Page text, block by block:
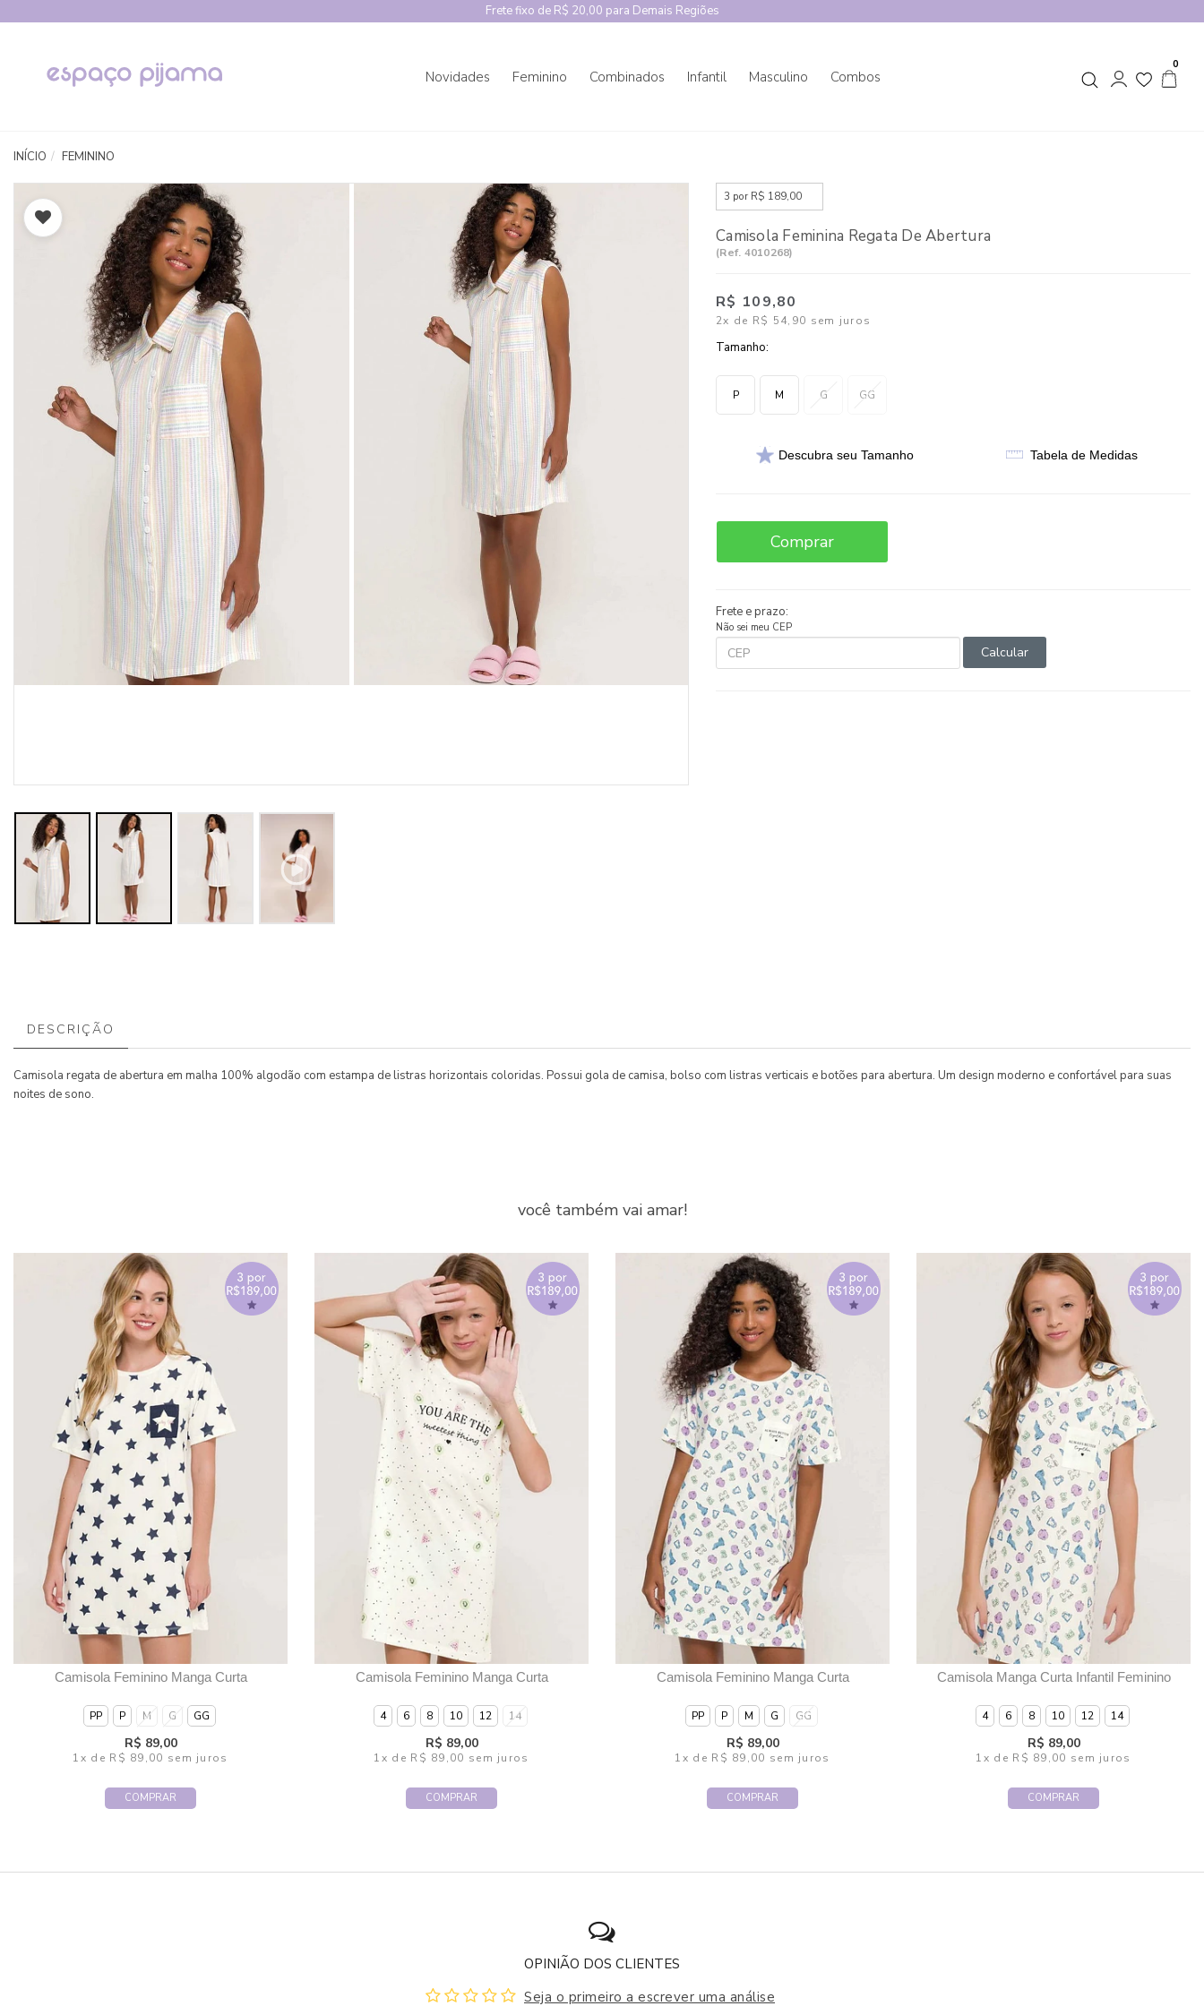
Frete fixo de R$ 20,00 para Demais Regiões
Novidades Feminino Combinados Infantil Masculino Combos
0
INÍCIO FEMININO
3 por R$ 189,00
Camisola Feminina Regata De Abertura
(Ref. 4010268)
R$ 109,80
2x de R$ 54,90 sem juros
Tamanho:
P M G GG
Descubra seu Tamanho Tabela de Medidas
Comprar
Frete e prazo:
Não sei meu CEP
Calcular
DESCRIÇÃO
Camisola regata de abertura em malha 100% algodão com estampa de listras horizontais coloridas. Possui gola de camisa, bolso com listras verticais e botões para abertura. Um design moderno e confortável para suas
noites de sono.
você também vai amar!
Camisola Feminino Manga Curta
PP P M G GG
R$ 89,00
1x de R$ 89,00 sem juros
COMPRAR
Camisola Feminino Manga Curta
4 6 8 10 12 14
R$ 89,00
1x de R$ 89,00 sem juros
COMPRAR
Camisola Feminino Manga Curta
PP P M G GG
R$ 89,00
1x de R$ 89,00 sem juros
COMPRAR
Camisola Manga Curta Infantil Feminino
4 6 8 10 12 14
R$ 89,00
1x de R$ 89,00 sem juros
COMPRAR
OPINIÃO DOS CLIENTES
Seja o primeiro a escrever uma análise